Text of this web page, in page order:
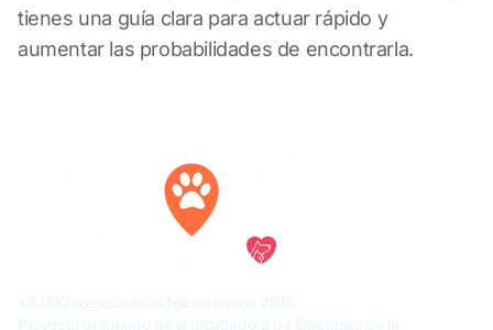
tienes una guía clara para actuar rápido y
aumentar las probabilidades de encontrarla.